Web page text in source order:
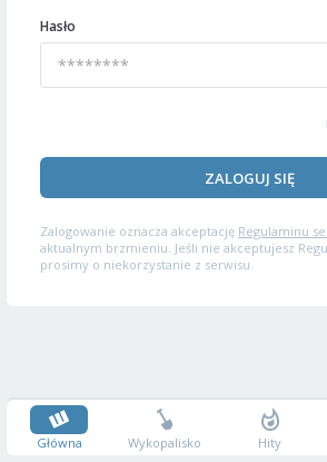
Hasło
ZALOGUJ SIĘ
Zalogowanie oznacza akceptację Regulaminu
aktualnym brzmieniu. Jeśli nie akceptujesz
prosimy o niekorzystanie z serwisu.
Główna Wykopalisko Hity